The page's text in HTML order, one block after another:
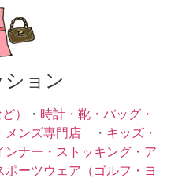
ョン
） ・ 時計・靴・バッグ・
メンズ専門店 ・ キッズ・
ンナー・ストッキング・ア
ポーツウェア（ゴルフ・ヨ